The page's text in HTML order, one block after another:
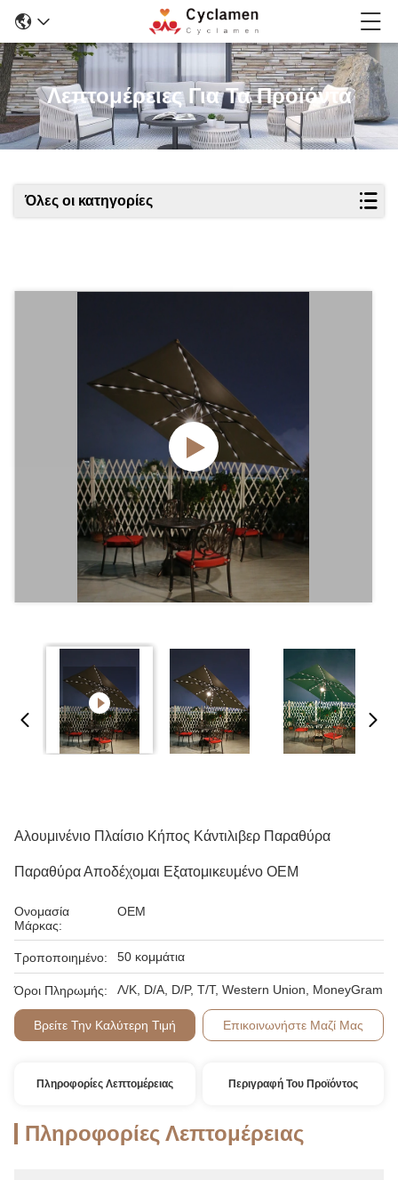
Λεπτομέρειες Για Τα Προϊόντα
Όλες οι κατηγορίες
Αλουμινένιο Πλαίσιο Κήπος Κάντιλιβερ Παραθύρα
Παραθύρα Αποδέχομαι Εξατομικευμένο OEM
Ονομασία
Μάρκας:
OEM
Τροποποιημένο: 50 κομμάτια
Όροι Πληρωμής: Λ/Κ, D/A, D/P, T/T, Western Union, MoneyGram
Βρείτε Την Καλύτερη Τιμή Επικοινωνήστε Μαζί Μας
Πληροφορίες Λεπτομέρειας Περιγραφή Του Προϊόντος
Πληροφορίες Λεπτομέρειας